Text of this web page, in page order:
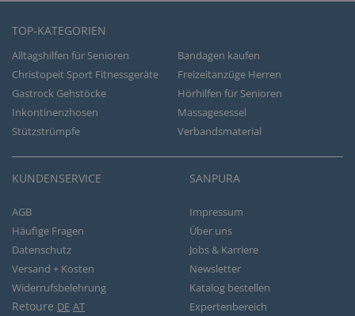
TOP-KATEGORIEN
Alltagshilfen für Senioren
Bandagen kaufen
Christopeit Sport Fitnessgeräte
Freizeitanzüge Herren
Gastrock Gehstöcke
Hörhilfen für Senioren
Inkontinenzhosen
Massagesessel
Stützstrümpfe
Verbandsmaterial
KUNDENSERVICE
AGB
Häufige Fragen
Datenschutz
Versand + Kosten
Widerrufsbelehrung
Retoure DE AT
SANPURA
Impressum
Über uns
Jobs & Karriere
Newsletter
Katalog bestellen
Expertenbereich